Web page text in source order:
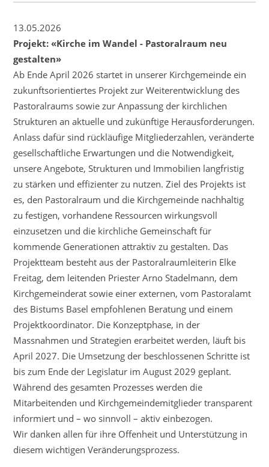
13.05.2026
Projekt: «Kirche im Wandel - Pastoralraum neu
gestalten»
Ab Ende April 2026 startet in unserer Kirchgemeinde ein
zukunftsorientiertes Projekt zur Weiterentwicklung des
Pastoralraums sowie zur Anpassung der kirchlichen
Strukturen an aktuelle und zukünftige Herausforderungen.
Anlass dafür sind rückläufige Mitgliederzahlen, veränderte
gesellschaftliche Erwartungen und die Notwendigkeit,
unsere Angebote, Strukturen und Immobilien langfristig
zu stärken und effizienter zu nutzen. Ziel des Projekts ist
es, den Pastoralraum und die Kirchgemeinde nachhaltig
zu festigen, vorhandene Ressourcen wirkungsvoll
einzusetzen und die kirchliche Gemeinschaft für
kommende Generationen attraktiv zu gestalten. Das
Projektteam besteht aus der Pastoralraumleiterin Elke
Freitag, dem leitenden Priester Arno Stadelmann, dem
Kirchgemeinderat sowie einer externen, vom Pastoralamt
des Bistums Basel empfohlenen Beratung und einem
Projektkoordinator. Die Konzeptphase, in der
Massnahmen und Strategien erarbeitet werden, läuft bis
April 2027. Die Umsetzung der beschlossenen Schritte ist
bis zum Ende der Legislatur im August 2029 geplant.
Während des gesamten Prozesses werden die
Mitarbeitenden und Kirchgemeindemitglieder transparent
informiert und – wo sinnvoll – aktiv einbezogen.
Wir danken allen für ihre Offenheit und Unterstützung in
diesem wichtigen Veränderungsprozess.